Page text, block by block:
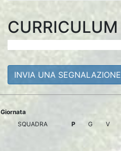
CURRICULUM
INVIA UNA SEGNALAZIONE
Giornata
SQUADRA
P G V